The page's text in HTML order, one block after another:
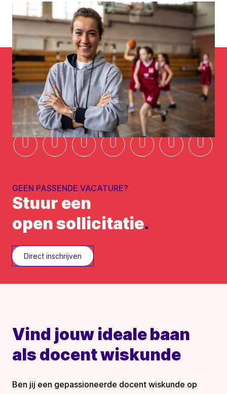
GEEN PASSENDE VACATURE?
Stuur een
open sollicitatie.
Direct inschrijven
Vind jouw ideale baan
als docent wiskunde
Ben jij een gepassioneerde docent wiskunde op